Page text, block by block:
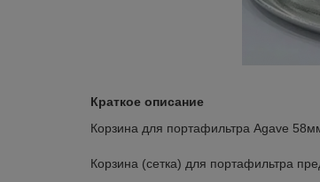
Краткое описание
Корзина для портафильтра Agave
Корзина (сетка) для портафильтра